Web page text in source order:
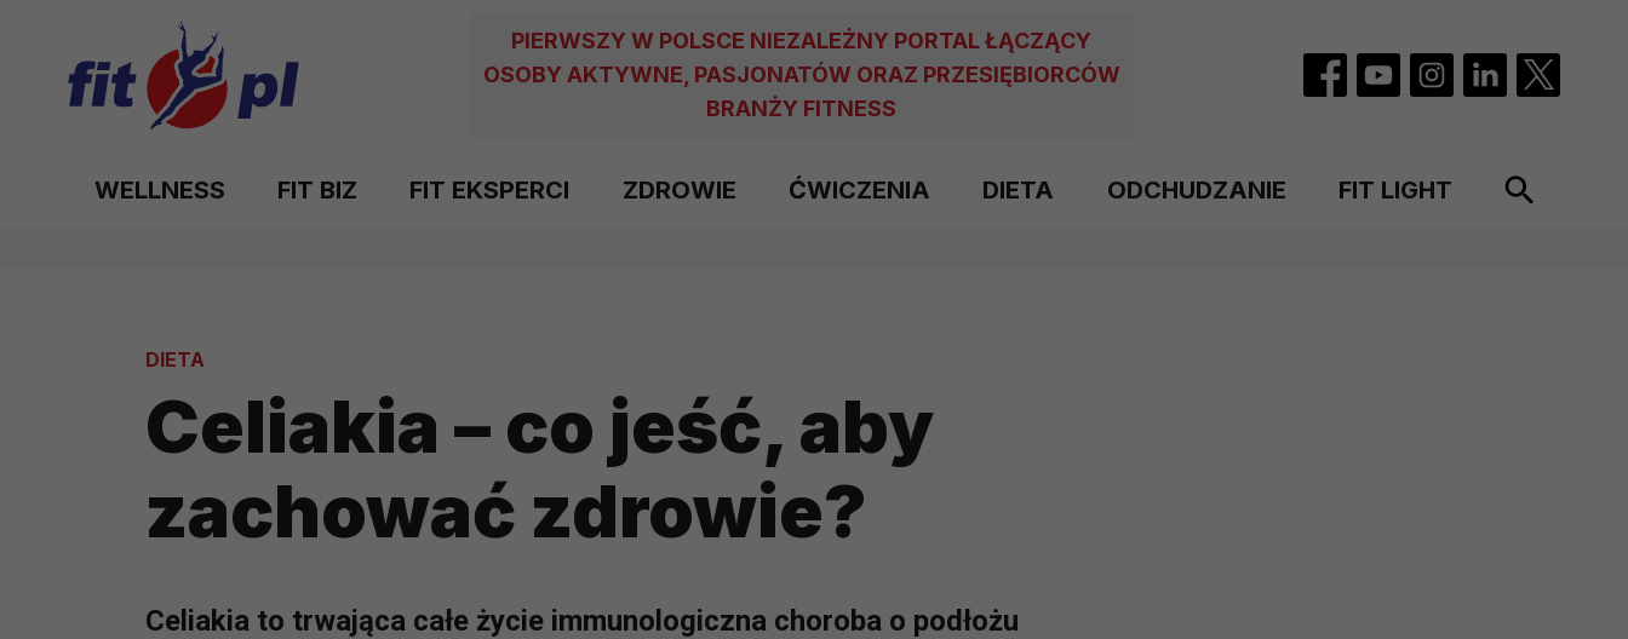
PIERWSZY W POLSCE NIEZALEŻNY PORTAL ŁĄCZĄCY
OSOBY AKTYWNE, PASJONATÓW ORAZ PRZESIĘBIORCÓW
BRANŻY FITNESS
WELLNESS FIT BIZ FIT EKSPERCI ZDROWIE ĆWICZENIA DIETA ODCHUDZANIE FIT LIGHT
DIETA
Celiakia – co jeść, aby
zachować zdrowie?
Celiakia to trwająca całe życie immunologiczna choroba o podłożu